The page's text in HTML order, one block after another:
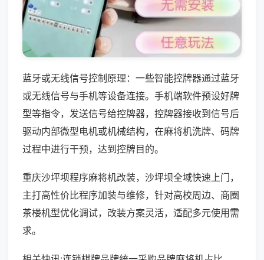
蓝牙或无线信号控制原理：一些智能控牌器通过蓝牙
或无线信号与手机等设备连接。手机端软件预设好牌
型等指令，发送信号给控牌器，控牌器接收到信号后
驱动内部微型电机或机械结构，在麻将机洗牌、码牌
过程中进行干预，达到控牌目的。
重庆沙坪坝程序麻将机改装，沙坪坝全域快速上门，
主打高性价比程序加装与维修，针对高校周边、商圈
茶楼机型优化调试，改装方案灵活，适配多元使用需
求。